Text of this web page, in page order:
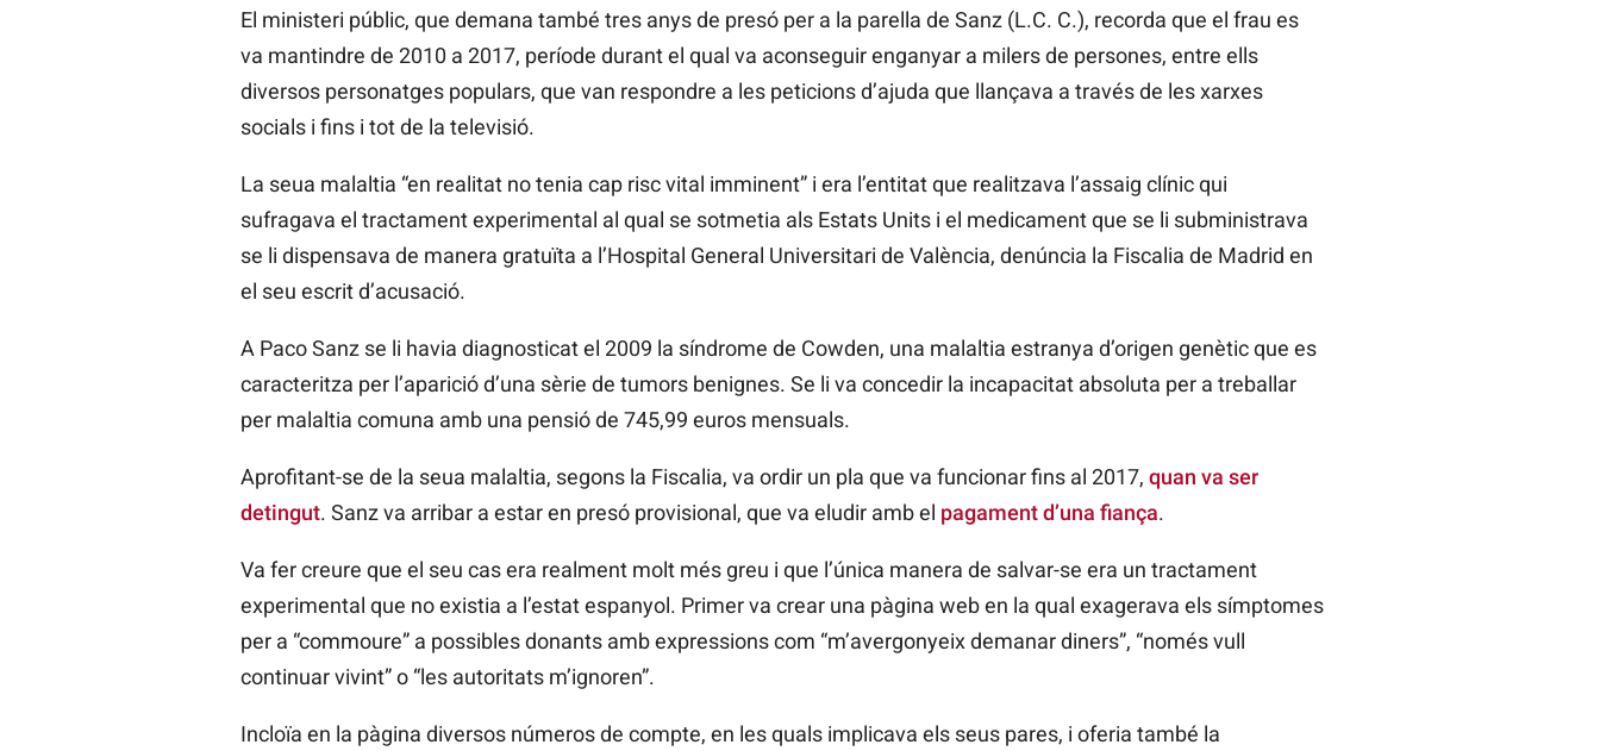
El ministeri públic, que demana també tres anys de presó per a la parella de Sanz (L.C. C.), recorda que el frau es
va mantindre de 2010 a 2017, període durant el qual va aconseguir enganyar a milers de persones, entre ells
diversos personatges populars, que van respondre a les peticions d’ajuda que llançava a través de les xarxes
socials i fins i tot de la televisió.
La seua malaltia “en realitat no tenia cap risc vital imminent” i era l’entitat que realitzava l’assaig clínic qui
sufragava el tractament experimental al qual se sotmetia als Estats Units i el medicament que se li subministrava
se li dispensava de manera gratuïta a l’Hospital General Universitari de València, denúncia la Fiscalia de Madrid en
el seu escrit d’acusació.
A Paco Sanz se li havia diagnosticat el 2009 la síndrome de Cowden, una malaltia estranya d’origen genètic que es
caracteritza per l’aparició d’una sèrie de tumors benignes. Se li va concedir la incapacitat absoluta per a treballar
per malaltia comuna amb una pensió de 745,99 euros mensuals.
Aprofitant-se de la seua malaltia, segons la Fiscalia, va ordir un pla que va funcionar fins al 2017, quan va ser
detingut. Sanz va arribar a estar en presó provisional, que va eludir amb el pagament d’una fiança.
Va fer creure que el seu cas era realment molt més greu i que l’única manera de salvar-se era un tractament
experimental que no existia a l’estat espanyol. Primer va crear una pàgina web en la qual exagerava els símptomes
per a “commoure” a possibles donants amb expressions com “m’avergonyeix demanar diners”, “només vull
continuar vivint” o “les autoritats m’ignoren”.
Incloïa en la pàgina diversos números de compte, en les quals implicava els seus pares, i oferia també la